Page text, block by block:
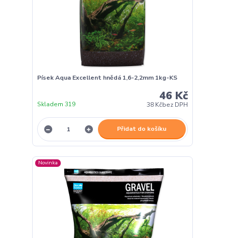
Písek Aqua Excellent hnědá 1,6-2,2mm 1kg-KS
46 Kč
38 Kčbez DPH
Skladem 319
Přidat do košíku
Novinka